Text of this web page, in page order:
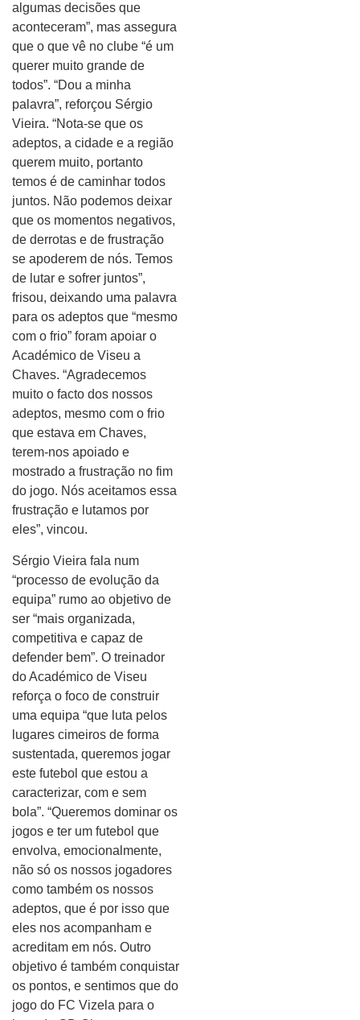
algumas decisões que
aconteceram”, mas assegura
que o que vê no clube “é um
querer muito grande de
todos”. “Dou a minha
palavra”, reforçou Sérgio
Vieira. “Nota-se que os
adeptos, a cidade e a região
querem muito, portanto
temos é de caminhar todos
juntos. Não podemos deixar
que os momentos negativos,
de derrotas e de frustração
se apoderem de nós. Temos
de lutar e sofrer juntos”,
frisou, deixando uma palavra
para os adeptos que “mesmo
com o frio” foram apoiar o
Académico de Viseu a
Chaves. “Agradecemos
muito o facto dos nossos
adeptos, mesmo com o frio
que estava em Chaves,
terem-nos apoiado e
mostrado a frustração no fim
do jogo. Nós aceitamos essa
frustração e lutamos por
eles”, vincou.
Sérgio Vieira fala num
“processo de evolução da
equipa” rumo ao objetivo de
ser “mais organizada,
competitiva e capaz de
defender bem”. O treinador
do Académico de Viseu
reforça o foco de construir
uma equipa “que luta pelos
lugares cimeiros de forma
sustentada, queremos jogar
este futebol que estou a
caracterizar, com e sem
bola”. “Queremos dominar os
jogos e ter um futebol que
envolva, emocionalmente,
não só os nossos jogadores
como também os nossos
adeptos, que é por isso que
eles nos acompanham e
acreditam em nós. Outro
objetivo é também conquistar
os pontos, e sentimos que do
jogo do FC Vizela para o